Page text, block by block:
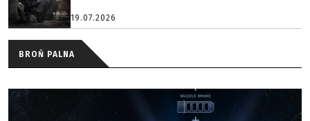
19.07.2026
BROŃ PALNA